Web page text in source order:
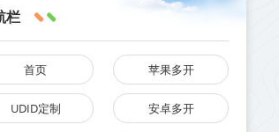
栏
首页 苹果多开
UDID定制 安卓多开